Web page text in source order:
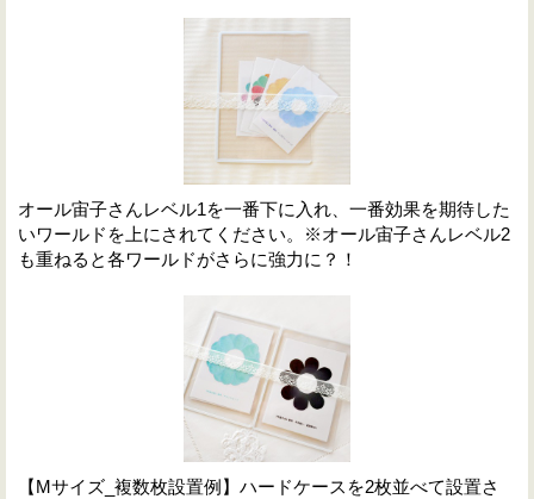
オール宙子さんレベル1を一番下に入れ、一番効果を期待した
いワールドを上にされてください。※オール宙子さんレベル2
も重ねると各ワールドがさらに強力に？！
【Mサイズ_複数枚設置例】ハードケースを2枚並べて設置さ